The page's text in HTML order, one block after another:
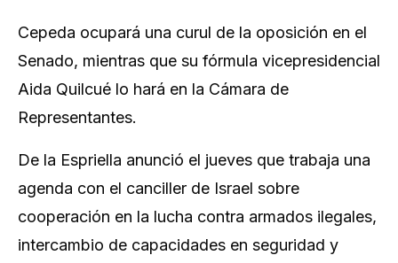
Cepeda ocupará una curul de la oposición en el
Senado, mientras que su fórmula vicepresidencial
Aida Quilcué lo hará en la Cámara de
Representantes.
De la Espriella anunció el jueves que trabaja una
agenda con el canciller de Israel sobre
cooperación en la lucha contra armados ilegales,
intercambio de capacidades en seguridad y